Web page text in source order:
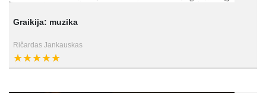
Graikija: muzika
Ričardas Jankauskas